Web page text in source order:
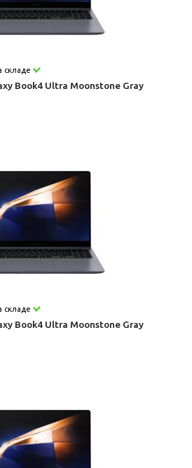
складе
Book4 Ultra Moonstone Gray
складе
Book4 Ultra Moonstone Gray